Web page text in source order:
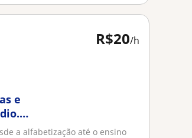
R$20/h
e
a alfabetização até o ensino